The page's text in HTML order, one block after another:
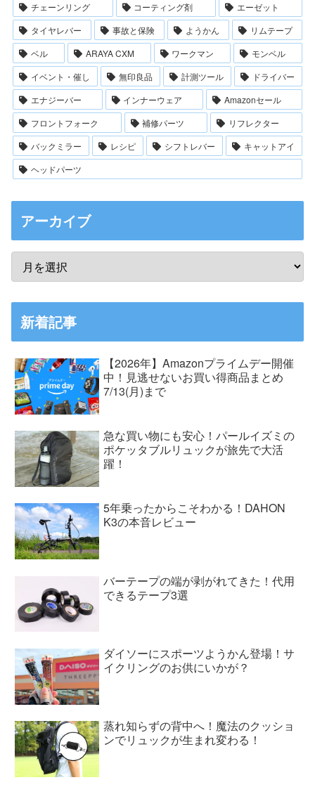
チェーンリング
コーティング剤
エーゼット
タイヤレバー
事故と保険 ようかん
リムテープ
ベル
ARAYA CXM ワークマン
モンベル
イベント・催し
無印良品 計測ツール
ドライバー
エナジーバー
インナーウェア
Amazonセール
フロントフォーク
補修パーツ
リフレクター
バックミラー
レシピ シフトレバー
キャットアイ
ヘッドパーツ
アーカイブ
新着記事
【2026年】Amazonプライムデー開催
中！見逃せないお買い得商品まとめ
7/13(月)まで
急な買い物にも安心！パールイズミの
ポケッタブルリュックが旅先で大活
躍！
5年乗ったからこそわかる！DAHON
K3の本音レビュー
バーテープの端が剥がれてきた！代用
できるテープ3選
ダイソーにスポーツようかん登場！サ
イクリングのお供にいかが？
蒸れ知らずの背中へ！魔法のクッショ
ンでリュックが生まれ変わる！